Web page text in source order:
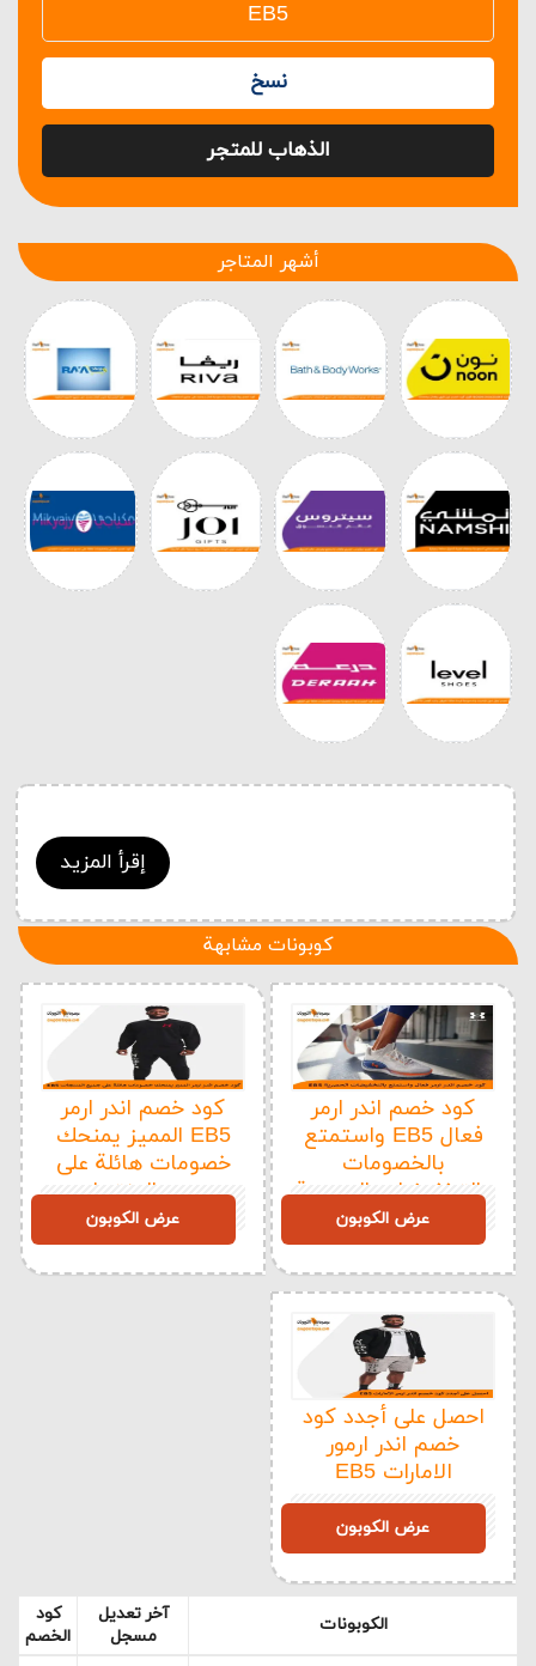
نسخ
الذهاب للمتجر
أشهر المتاجر
إقرأ المزيد
كوبونات مشابهة
احصل على أجدد كود
خصم اندر ارمور
الامارات EB5
عرض الكوبون
كود خصم اندر ارمر
EB5 المميز يمنحك
خصومات هائلة على
جميع المنتجات
عرض الكوبون
كود خصم اندر ارمر
فعال EB5 واستمتع
بالخصومات
والتخفيضات الحصرية
عرض الكوبون
الكوبونات
آخر تعديل
مسجل
كود
الخصم